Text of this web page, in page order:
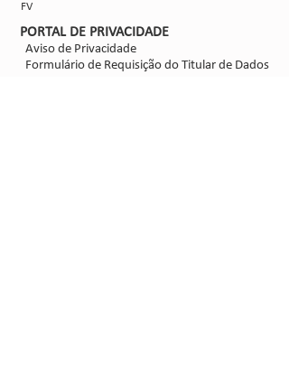
FV
PORTAL DE PRIVACIDADE
Aviso de Privacidade
Formulário de Requisição do Titular de Dados